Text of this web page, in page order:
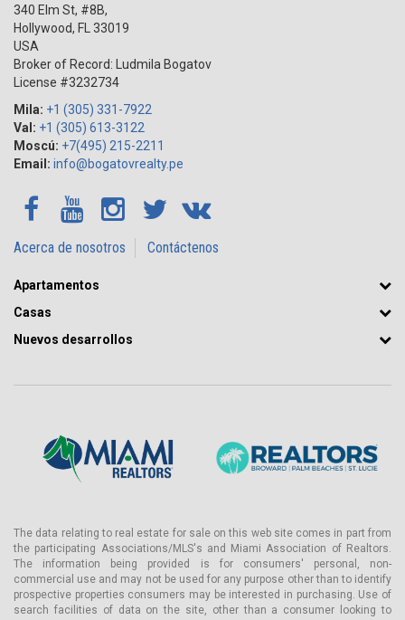
340 Elm St, #8B,
Hollywood, FL
33019
USA
Broker of Record: Ludmila Bogatov
License #3232734
Mila: +1 (305) 331-7922
Val: +1 (305) 613-3122
Moscú: +7(495) 215-2211
Email: info@bogatovrealty.pe
Acerca de nosotros Contáctenos
Apartamentos
Casas
Nuevos desarrollos
The data relating to real estate for sale on this web site comes in part from
the participating Associations/MLS's and Miami Association of Realtors.
The information being provided is for consumers' personal, non-
commercial use and may not be used for any purpose other than to identify
prospective properties consumers may be interested in purchasing. Use of
search facilities of data on the site, other than a consumer looking to